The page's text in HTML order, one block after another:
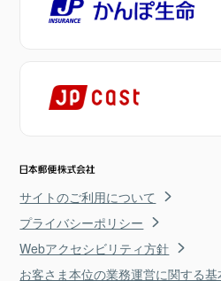
サイトのご利用について
プライバシーポリシー
Webアクセシビリティ方針
お客さま本位の業務運営に関する